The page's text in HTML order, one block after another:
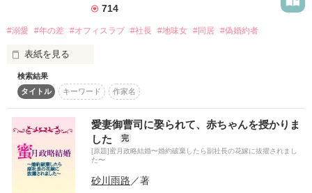
「別に好きでもないが、嫌いでもない。
「……はい！　え？」
村瀬安奈、26歳、CA。
大嫌いなキャプテンと
チャマさん、レビューありがとうございます🥰
714
#溺愛 #年の差 #オフィスラブ #社長 #地味女 #同居 #偽婚約者
表紙を見る
会社主催のパーティーで
社長とのデート券が当たった優莉。
おいしいものに興味はあるが
ひと回りも年上の社長には興味がない。
みんなに羨まれつつ
取材者同行という厄介なデートに
渋々行ったはいいけれど――。
検索結果
タイトル
キーワード 作家名
愛妻御曹司に娶られて、赤ちゃんを授かりま
した
完
[原題]蜜月政略結婚〜婚約破棄したら副社長の花嫁に抜擢されまし
た〜
砂川雨路 ／著